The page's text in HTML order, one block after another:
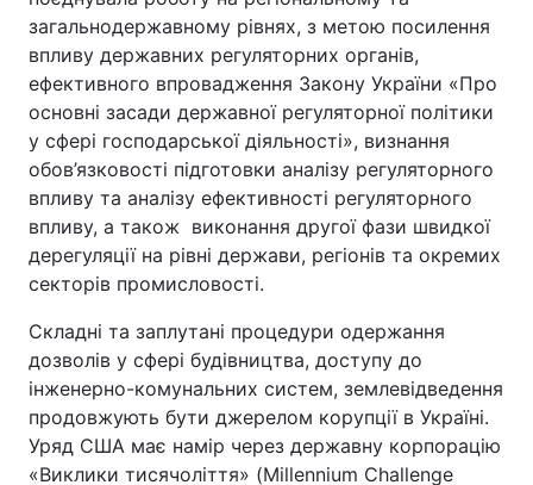
загальнодержавному рівнях, з метою посилення
впливу державних регуляторних органів,
ефективного впровадження Закону України «Про
основні засади державної регуляторної політики
у сфері господарської діяльності», визнання
обов’язковості підготовки аналізу регуляторного
впливу та аналізу ефективності регуляторного
впливу, а також виконання другої фази швидкої
дерегуляції на рівні держави, регіонів та окремих
секторів промисловості.
Складні та заплутані процедури одержання
дозволів у сфері будівництва, доступу до
інженерно-комунальних систем, землевідведення
продовжують бути джерелом корупції в Україні.
Уряд США має намір через державну корпорацію
«Виклики тисячоліття» (Millennium Challenge